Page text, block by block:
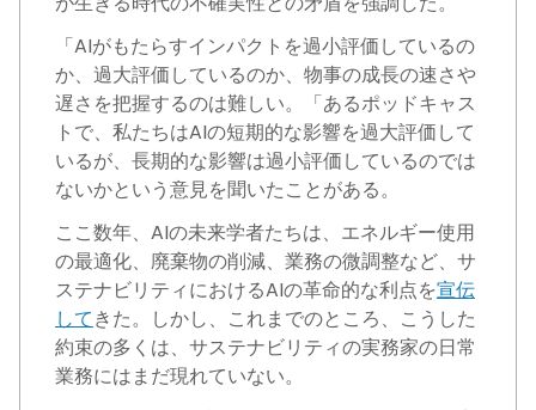
「AIがもたらすインパクトを過小評価しているの
か、過大評価しているのか、物事の成長の速さや
遅さを把握するのは難しい。「あるポッドキャス
トで、私たちはAIの短期的な影響を過大評価して
いるが、長期的な影響は過小評価しているのでは
ないかという意見を聞いたことがある。
ここ数年、AIの未来学者たちは、エネルギー使用
の最適化、廃棄物の削減、業務の微調整など、サ
ステナビリティにおけるAIの革命的な利点を宣伝
してきた。しかし、これまでのところ、こうした
約束の多くは、サステナビリティの実務家の日常
業務にはまだ現れていない。